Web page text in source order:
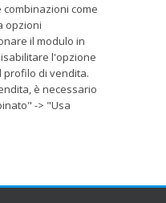
combinazioni come
opzioni
il modulo in
l'opzione
profilo di vendita.
è necessario
-> "Usa